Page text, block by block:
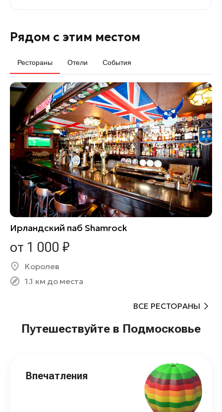
Рядом с этим местом
Рестораны Отели События
Ирландский паб Shamrock
от 1 000 ₽
Королев
1.1 км до места
ВСЕ РЕСТОРАНЫ
Путешествуйте в Подмосковье
Впечатления